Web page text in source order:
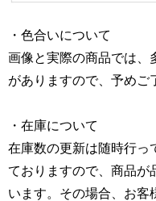
・色合いについて
画像と実際の商品では、
がありますので、予めご
・在庫について
在庫数の更新は随時行っ
ておりますので、商品が
います。その場合、お客